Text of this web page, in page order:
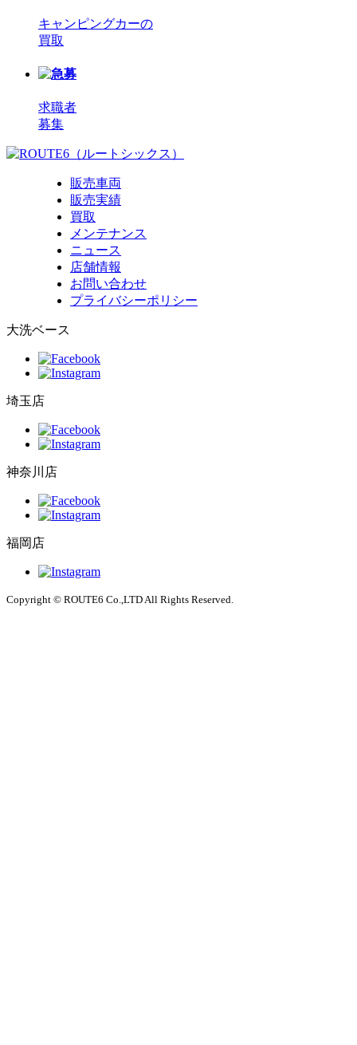
キャンピングカーの
買取
求職者
募集
販売車両
販売実績
買取
メンテナンス
ニュース
店舗情報
お問い合わせ
プライバシーポリシー
大洗ベース
埼玉店
神奈川店
福岡店
Copyright © ROUTE6 Co.,LTD All Rights Reserved.